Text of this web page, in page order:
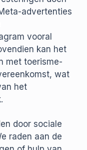
advertenties
vooral
kan het
met toerisme-
wat
het
door sociale
raden aan de